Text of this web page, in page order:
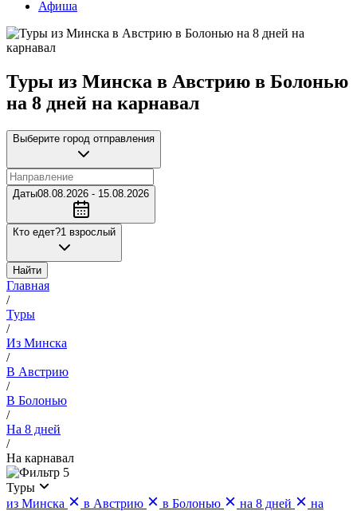
Афиша
Туры из Минска в Австрию в Болонью
на 8 дней на карнавал
Выберите город отправления
Даты08.08.2026 - 15.08.2026
Кто едет?1 взрослый
Найти
Главная
/
Туры
/
Из Минска
/
В Австрию
/
В Болонью
/
На 8 дней
/
На карнавал
5
Туры
из Минска
в Австрию в Болонью на 8 дней
на